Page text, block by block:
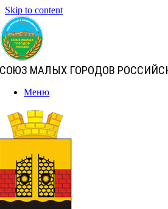
Skip to content
СОЮЗ МАЛЫХ ГОРОДОВ
Меню